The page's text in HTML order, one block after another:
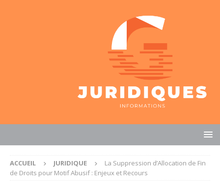
ACCUEIL JURIDIQUE
La Suppression d’Allocation de Fin
de Droits pour Motif Abusif : Enjeux et Recours